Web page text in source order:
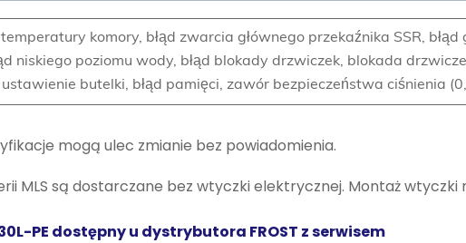
temperatury komory, błąd zwarcia głównego przekaźnika SSR, błąd
niskiego poziomu wody, błąd blokady drzwiczek, blokada
butelki, błąd pamięci, zawór bezpieczeństwa ciśnienia
mogą ulec zmianie bez powiadomienia.
MLS są dostarczane bez wtyczki elektrycznej. Montaż wtyczki
PE dostępny u dystrybutora FROST z serwisem